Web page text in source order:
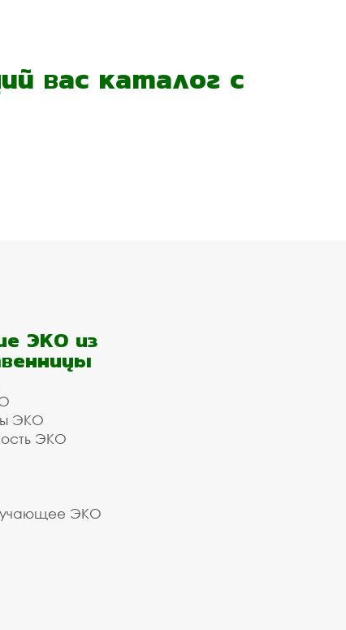
вас каталог с
ЭКО из
ЭКО
ЭКО
ЭКО